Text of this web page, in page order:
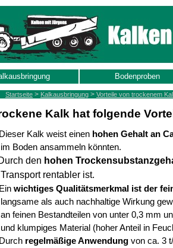
Bodenproben
Startseite > Kalkausbringung > Vorteile von trockenem
Kalk hat folgende
Dieser Kalk weist einen hohen Gehalt an
im Boden ansammeln könnten.
den hohen
Transport rentabler ist.
Ein wichtiges Qualitätsmerkmal ist der
langsame als auch nachhaltige Wirkung
an feinen Bestandteilen von unter 0,3 mm
und klumpiges Material (hoher Anteil in
Durch regelmäßige Anwendung von ca. 3